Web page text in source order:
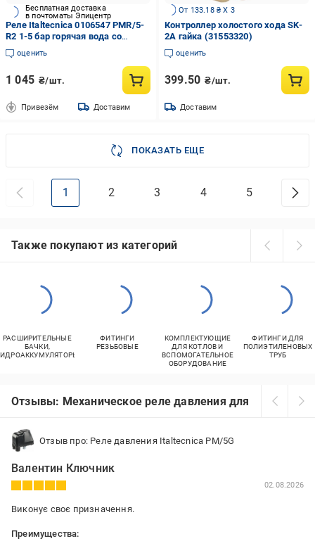
Бесплатная доставка
в почтоматы Эпицентр
Реле Italtecnica 0106547 PМR/5-
R2 1-5 бар горячая вода со
шкалой 110°С (AKD50022)
оценить
1 045 ₴/шт.
Привезём Доставим
От 133.18 ₴ X 3
Контроллер холостого хода SK-
2A гайка (31553320)
оценить
399.50 ₴/шт.
Доставим
ПОКАЗАТЬ ЕЩЕ
1 2 3 4 5
Также покупают из категорий
РАСШИРИТЕЛЬНЫЕ
БАЧКИ,
ФИТИНГИ
РЕЗЬБОВЫЕ
КОМПЛЕКТУЮЩИЕ
ДЛЯ КОТЛОВ И
ВСПОМОГАТЕЛЬНОЕ
ОБОРУДОВАНИЕ
ФИТИНГИ ДЛЯ
ПОЛИЭТИЛЕНОВЫХ
ТРУБ
Отзывы: Механическое реле давления для насосов
Отзыв про: Реле давления Italtecnica PM/5G
Валентин Ключник
02.08.2026
Виконує своє призначення.
Преимущества: